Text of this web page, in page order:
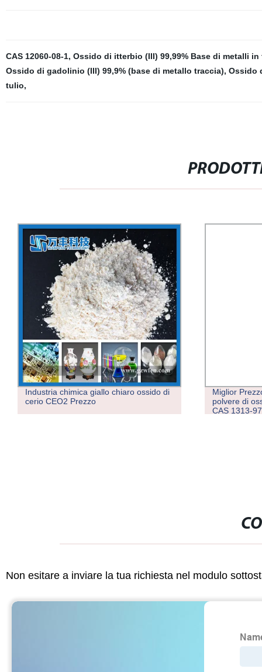
CAS 12060-08-1, Ossido di itterbio (III) 99,99% Base di metalli in
Ossido di gadolinio (III) 99,9% (base di metallo traccia), Ossido
tulio,
Industria chimica giallo chiaro ossido di
cerio CEO2 Prezzo
Miglior
polvere di
CAS 1313-
Non esitare a inviare la tua richiesta nel modulo